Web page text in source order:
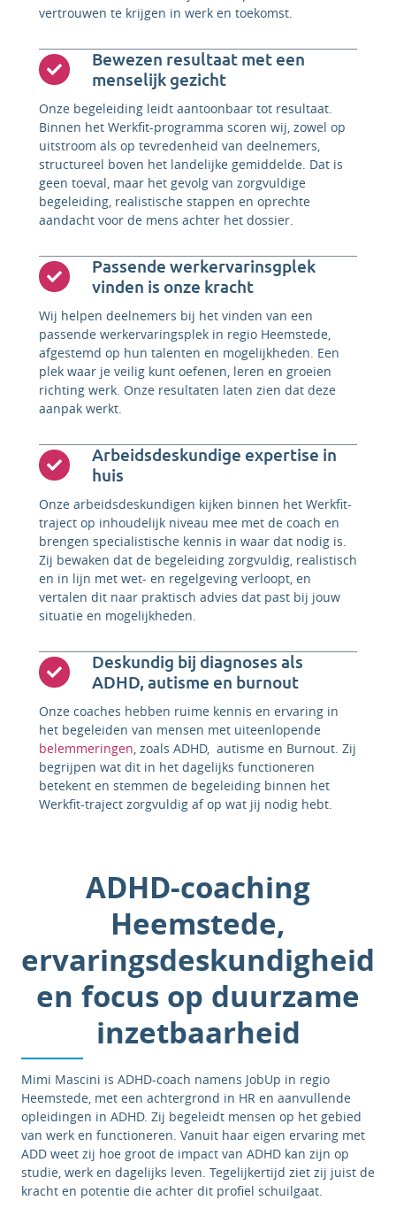
vertrouwen te krijgen in werk en toekomst.
Bewezen resultaat met een
menselijk gezicht
Onze begeleiding leidt aantoonbaar tot resultaat.
Binnen het Werkfit-programma scoren wij, zowel op
uitstroom als op tevredenheid van deelnemers,
structureel boven het landelijke gemiddelde. Dat is
geen toeval, maar het gevolg van zorgvuldige
begeleiding, realistische stappen en oprechte
aandacht voor de mens achter het dossier.
Passende werkervarinsgplek
vinden is onze kracht
Wij helpen deelnemers bij het vinden van een
passende werkervaringsplek in regio Heemstede,
afgestemd op hun talenten en mogelijkheden. Een
plek waar je veilig kunt oefenen, leren en groeien
richting werk. Onze resultaten laten zien dat deze
aanpak werkt.
Arbeidsdeskundige expertise in
huis
Onze arbeidsdeskundigen kijken binnen het Werkfit-
traject op inhoudelijk niveau mee met de coach en
brengen specialistische kennis in waar dat nodig is.
Zij bewaken dat de begeleiding zorgvuldig, realistisch
en in lijn met wet- en regelgeving verloopt, en
vertalen dit naar praktisch advies dat past bij jouw
situatie en mogelijkheden.
Deskundig bij diagnoses als
ADHD, autisme en burnout
Onze coaches hebben ruime kennis en ervaring in
het begeleiden van mensen met uiteenlopende
belemmeringen , zoals ADHD, autisme en Burnout. Zij
begrijpen wat dit in het dagelijks functioneren
betekent en stemmen de begeleiding binnen het
Werkfit-traject zorgvuldig af op wat jij nodig hebt.
ADHD-coaching
Heemstede,
ervaringsdeskundigheid
en focus op duurzame
inzetbaarheid
Mimi Mascini is ADHD-coach namens JobUp in regio
Heemstede, met een achtergrond in HR en aanvullende
opleidingen in ADHD. Zij begeleidt mensen op het gebied
van werk en functioneren. Vanuit haar eigen ervaring met
ADD weet zij hoe groot de impact van ADHD kan zijn op
studie, werk en dagelijks leven. Tegelijkertijd ziet zij juist de
kracht en potentie die achter dit profiel schuilgaat.